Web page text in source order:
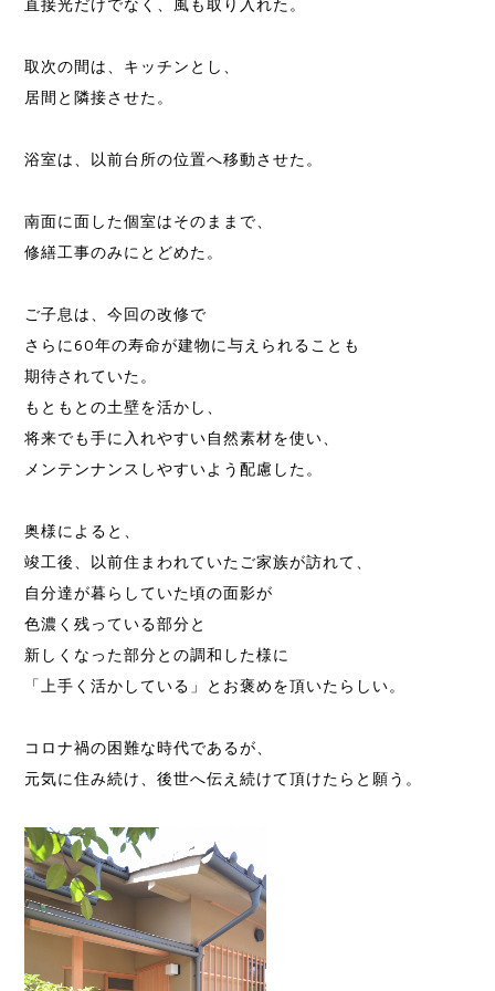
直接光だけでなく、風も取り入れた。
取次の間は、キッチンとし、
居間と隣接させた。
浴室は、以前台所の位置へ移動させた。
南面に面した個室はそのままで、
修繕工事のみにとどめた。
ご子息は、今回の改修で
さらに60年の寿命が建物に与えられることも
期待されていた。
もともとの土壁を活かし、
将来でも手に入れやすい自然素材を使い、
メンテンナンスしやすいよう配慮した。
奥様によると、
竣工後、以前住まわれていたご家族が訪れて、
自分達が暮らしていた頃の面影が
色濃く残っている部分と
新しくなった部分との調和した様に
「上手く活かしている」とお褒めを頂いたらしい。
コロナ禍の困難な時代であるが、
元気に住み続け、後世へ伝え続けて頂けたらと願う。